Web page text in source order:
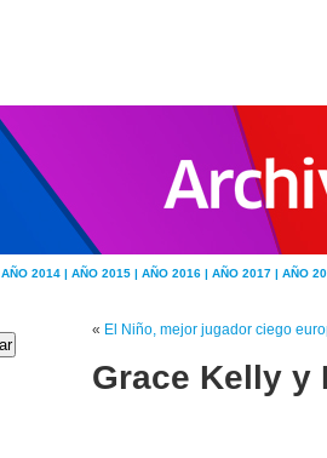
AÑO 2014 | AÑO 2015 | AÑO 2016 | AÑO 2017 | AÑO
« El Niño, mejor jugador ciego
Grace Kelly y